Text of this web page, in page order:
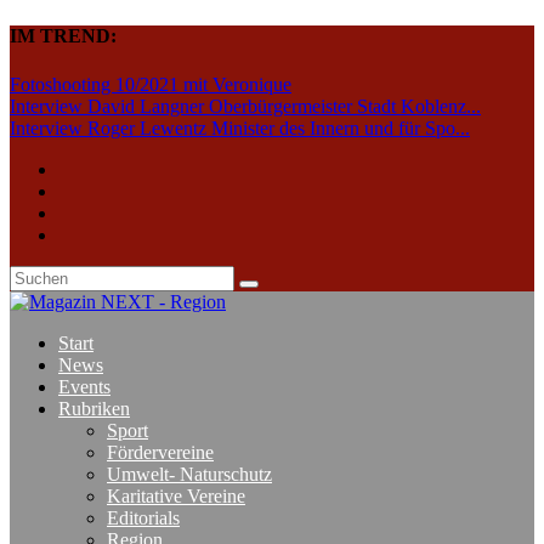
IM TREND:
Fotoshooting 10/2021 mit Veronique
Interview David Langner Oberbürgermeister Stadt Koblenz...
Interview Roger Lewentz Minister des Innern und für Spo...
Start
News
Events
Rubriken
Sport
Fördervereine
Umwelt- Naturschutz
Karitative Vereine
Editorials
Region